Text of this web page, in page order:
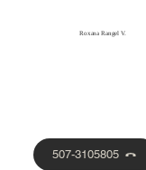
Roxana Rangel V.
507-3105805